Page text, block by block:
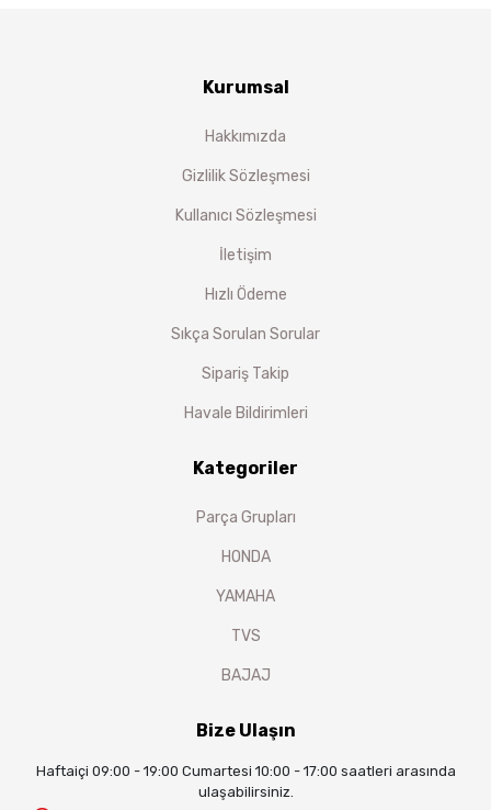
Kurumsal
Hakkımızda
Gizlilik Sözleşmesi
Kullanıcı Sözleşmesi
İletişim
Hızlı Ödeme
Sıkça Sorulan Sorular
Sipariş Takip
Havale Bildirimleri
Kategoriler
Parça Grupları
HONDA
YAMAHA
TVS
BAJAJ
Bize Ulaşın
Haftaiçi 09:00 - 19:00 Cumartesi 10:00 - 17:00 saatleri arasında
ulaşabilirsiniz.